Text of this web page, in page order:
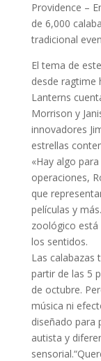
Providence –
de 6,000
tradicional
El tema de
desde ragtime
Lanterns
Morrison y
innovadores
estrellas
«Hay algo
operaciones,
que
películas y más.
zoológico está
los sentidos.
Las calabazas
partir de las 5
de octubre.
música ni
diseñado para
autista y